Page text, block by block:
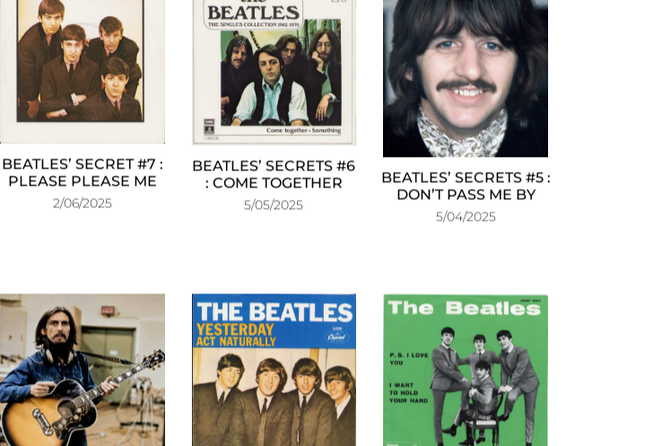
BEATLES’ SECRET #7 :
PLEASE PLEASE ME
2/06/2025
BEATLES’ SECRETS #6
: COME TOGETHER
5/05/2025
BEATLES’ SECRETS #5 :
DON’T PASS ME BY
5/04/2025